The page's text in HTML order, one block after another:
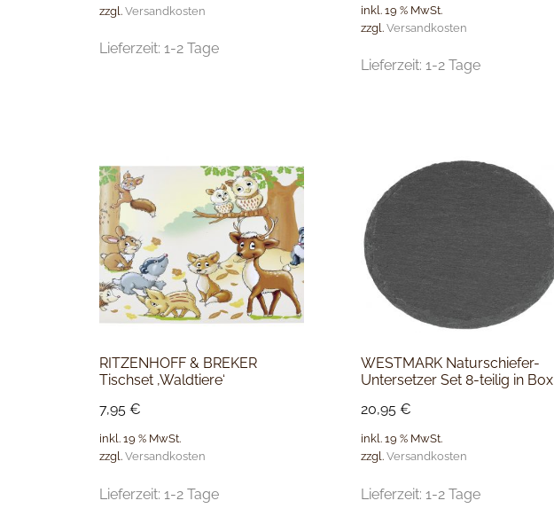
zzgl. Versandkosten
Lieferzeit: 1-2 Tage
inkl. 19 % MwSt.
zzgl. Versandkosten
Lieferzeit: 1-2 Tage
RITZENHOFF & BREKER
Tischset ‚Waldtiere‘
7,95 €
inkl. 19 % MwSt.
zzgl. Versandkosten
Lieferzeit: 1-2 Tage
WESTMARK Naturschiefer-
Untersetzer Set 8-teilig in Box
20,95 €
inkl. 19 % MwSt.
zzgl. Versandkosten
Lieferzeit: 1-2 Tage